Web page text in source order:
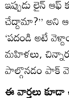
ఇప్పుడు లైన్‌
చేద్దామా?’’ అని
‘పదండి అటే
మహిళలు,
పాల్గొనడం పాక్‌
ఈ వార్తలు